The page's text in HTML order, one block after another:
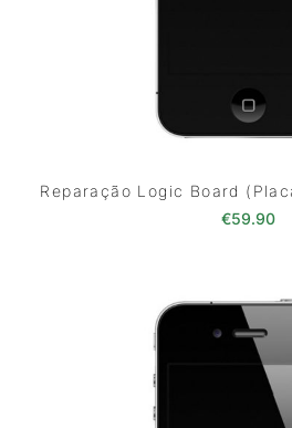
Reparação Logic Board
€59.90